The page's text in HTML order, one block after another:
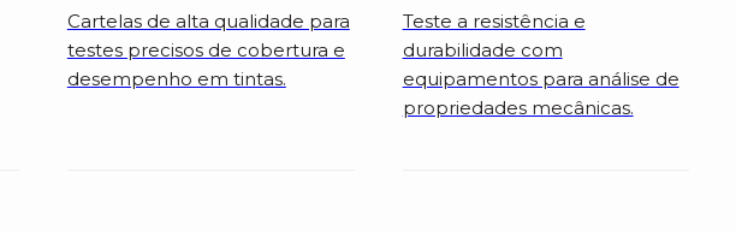
Cartelas de alta qualidade para
testes precisos de cobertura e
desempenho em tintas.
Teste a resistência e
durabilidade com
equipamentos para análise de
propriedades mecânicas.